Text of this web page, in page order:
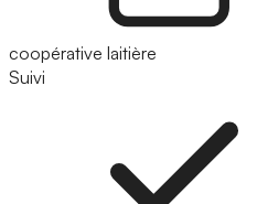
coopérative laitière
Suivi